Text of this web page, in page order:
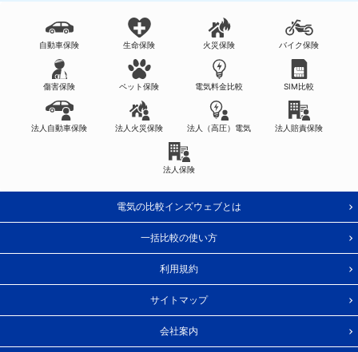
自動車保険 生命保険 火災保険 バイク保険
傷害保険 ペット保険 電気料金比較 SIM比較
法人自動車保険 法人火災保険 法人（高圧）電気 法人賠責保険
法人保険
電気の比較インズウェブとは
一括比較の使い方
利用規約
サイトマップ
会社案内